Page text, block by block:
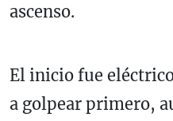
ascenso.
El inicio fue
a golpear primero,